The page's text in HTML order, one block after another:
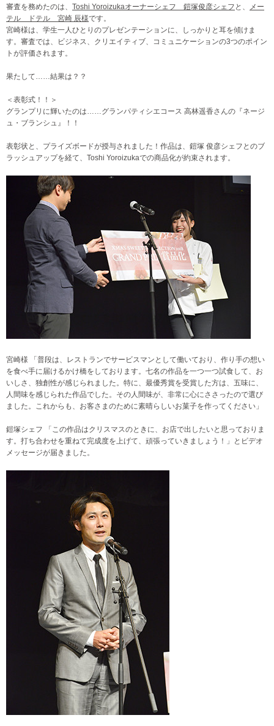
審査を務めたのは、 Toshi Yoroizukaオーナーシェフ 鎧塚俊彦シェフ と、
メー
テル ドテル 宮崎 辰様です。
宮崎様は、学生一人ひとりのプレゼンテーションに、しっかりと耳を傾けま
す。審査では、ビジネス、クリエイティブ、コミュニケーションの3つのポイン
トが評価されます。
果たして……結果は？？
＜表彰式！！＞
グランプリに輝いたのは……グランパティシエコース 高林遥香さんの『ネージ
ュ・ブランシュ』！！
表彰状と、プライズボードが授与されました！作品は、鎧塚 俊彦シェフとのブ
ラッシュアップを経て、Toshi Yoroizukaでの商品化が約束されます。
宮崎様 「普段は、レストランでサービスマンとして働いており、作り手の想い
を食べ手に届けるかけ橋をしております。七名の作品を一つ一つ試食して、お
いしさ、独創性が感じられました。特に、最優秀賞を受賞した方は、五味に、
人間味を感じられた作品でした。その人間味が、非常に心にささったので選び
ました。これからも、お客さまのために素晴らしいお菓子を作ってください」
鎧塚シェフ 「この作品はクリスマスのときに、お店で出したいと思っておりま
す。打ち合わせを重ねて完成度を上げて、頑張っていきましょう！」とビデオ
メッセージが届きました。